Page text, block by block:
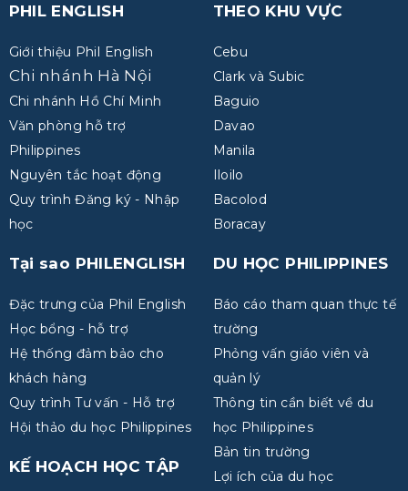
PHIL ENGLISH
Giới thiệu Phil English
Chi nhánh Hà Nội
Chi nhánh Hồ Chí Minh
Văn phòng hỗ trợ
Philippines
Nguyên tắc hoạt động
Quy trình Đăng ký - Nhập
học
Tại sao PHILENGLISH
Đặc trưng của Phil English
Học bổng - hỗ trợ
Hệ thống đảm bảo cho
khách hàng
Quy trình Tư vấn - Hỗ trợ
Hội thảo du học Philippines
KẾ HOẠCH HỌC TẬP
THEO KHU VỰC
Cebu
Clark và Subic
Baguio
Davao
Manila
Iloilo
Bacolod
Boracay
DU HỌC PHILIPPINES
Báo cáo tham quan thực tế
trường
Phỏng vấn giáo viên và
quản lý
Thông tin cần biết về du
học Philippines
Bản tin trường
Lợi ích của du học